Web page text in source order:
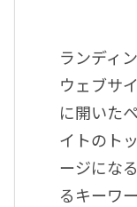
ランディ
ウェブサ
に開いた
イトのト
ージにな
るキーワ